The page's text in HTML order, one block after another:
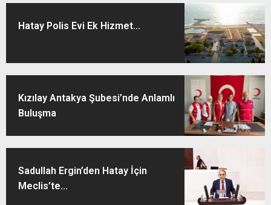
Hatay Polis Evi Ek Hizmet...
Kızılay Antakya Şubesi’nde Anlamlı
Buluşma
Sadullah Ergin’den Hatay İçin
Meclis’te...